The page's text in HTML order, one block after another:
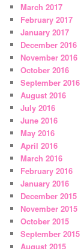
March 2017
February 2017
January 2017
December 2016
November 2016
October 2016
September 2016
August 2016
July 2016
June 2016
May 2016
April 2016
March 2016
February 2016
January 2016
December 2015
November 2015
October 2015
September 2015
August 2015